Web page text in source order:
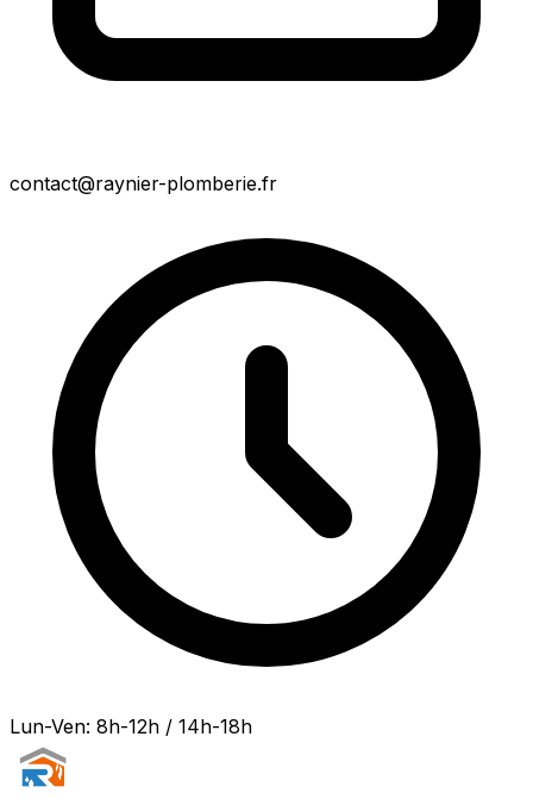
contact@raynier-plomberie.fr
Lun-Ven: 8h-12h / 14h-18h